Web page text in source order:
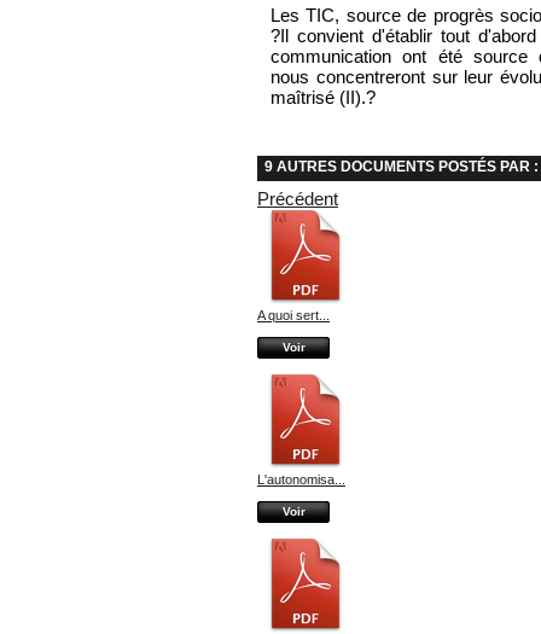
Les TIC, source de progrès
?Il convient d'établir tout
communication ont été source
nous concentreront sur leur
maîtrisé (II).?
9 AUTRES DOCUMENTS POSTÉS PAR
Précédent
A quoi sert...
Voir
L'autonomisa...
Voir